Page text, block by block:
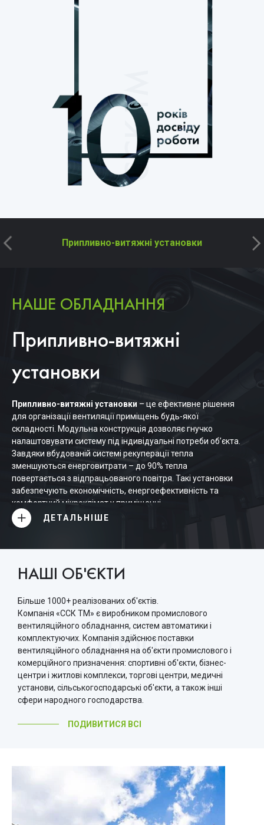
CCK TM
Припливно-витяжні установки
НАШЕ ОБЛАДНАННЯ
Припливно-витяжні
установки
Припливно-витяжні установки – це ефективне рішення
для організації вентиляції приміщень будь-якої
складності. Модульна конструкція дозволяє гнучко
налаштовувати систему під індивідуальні потреби об’єкта.
Завдяки вбудованій системі рекуперації тепла
зменшуються енерговитрати – до 90% тепла
повертається з відпрацьованого повітря. Такі установки
забезпечують економічність, енергоефективність та
комфортний мікроклімат у приміщенні.
ДЕТАЛЬНІШЕ
1000+
НАШІ ОБ'ЄКТИ
Більше 1000+ реалізованих об'єктів.
Компанія «ССК ТМ» є виробником промислового
вентиляційного обладнання, систем автоматики і
комплектуючих. Компанія здійснює поставки
вентиляційного обладнання на об'єкти промислового і
комерційного призначення: спортивні об'єкти, бізнес-
центри і житлові комплекси, торгові центри, медичні
установи, сільськогосподарські об'єкти, а також інші
сфери народного господарства.
ПОДИВИТИСЯ ВСІ